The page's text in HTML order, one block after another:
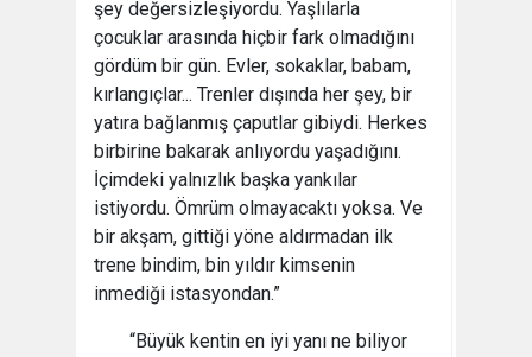
şey değersizleşiyordu. Yaşlılarla
çocuklar arasında hiçbir fark olmadığını
gördüm bir gün. Evler, sokaklar, babam,
kırlangıçlar... Trenler dışında her şey, bir
yatıra bağlanmış çaputlar gibiydi. Herkes
birbirine bakarak anlıyordu yaşadığını.
İçimdeki yalnızlık başka yankılar
istiyordu. Ömrüm olmayacaktı yoksa. Ve
bir akşam, gittiği yöne aldırmadan ilk
trene bindim, bin yıldır kimsenin
inmediği istasyondan.”
“Büyük kentin en iyi yanı ne biliyor